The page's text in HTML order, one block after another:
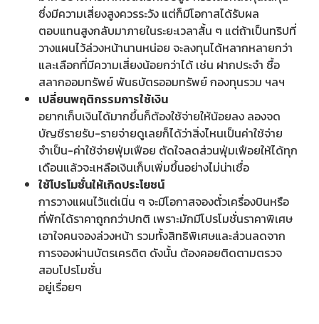
ซึ่งมีความเสี่ยงสูงควรระวัง แต่ก็มีโอกาสได้รับผล
ตอบแทนสูงกลับมาภายในระยะเวลาสั้น ๆ แต่ถ้าเป็นทริปที่
วางแผนไว้ล่วงหน้านานหน่อย จะลงทุนได้หลากหลายกว่า
และเลือกที่มีความเสี่ยงน้อยกว่าได้ เช่น ฝากประจำ ซื้อ
สลากออมทรัพย์ พันธบัตรออมทรัพย์ กองทุนรวม ฯลฯ
เปลี่ยนพฤติกรรมการใช้เงิน
อยากเก็บเงินได้มากขึ้นก็ต้องใช้จ่ายให้น้อยลง ลองจด
บัญชีรายรับ-รายจ่ายดูเลยก็ได้ว่าสิ่งไหนเป็นค่าใช้จ่าย
จำเป็น-ค่าใช้จ่ายฟุ่มเฟือย ตัดใจลดส่วนฟุ่มเฟือยให้ได้ทุก
เดือนแล้วจะเหลือเงินเก็บเพิ่มขึ้นอย่างไม่น่าเชื่อ
ใช้โปรโมชั่นให้เกิดประโยชน์
การวางแผนไว้แต่เนิ่น ๆ จะมีโอกาสจองตั๋วเครื่องบินหรือ
ที่พักได้ราคาถูกกว่าปกติ เพราะมักมีโปรโมชั่นราคาพิเศษ
เอาใจคนจองล่วงหน้า รวมทั้งสิทธิพิเศษและส่วนลดจาก
การจองผ่านบัตรเครดิต ดังนั้น ต้องคอยติดตามตรวจ
สอบโปรโมชั่น
อยู่เรื่อยๆ